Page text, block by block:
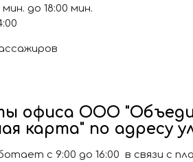
до 18:00 мин.
офиса ООО
карта" по адресу
с 9:00 до 16:00 в связи с